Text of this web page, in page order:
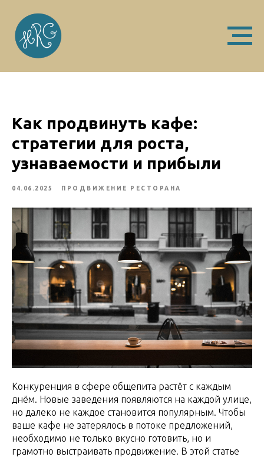
Как продвинуть кафе:
стратегии для роста,
узнаваемости и прибыли
04.06.2025 ПРОДВИЖЕНИЕ РЕСТОРАНА
Конкуренция в сфере общепита растёт с каждым
днём. Новые заведения появляются на каждой улице,
но далеко не каждое становится популярным. Чтобы
ваше кафе не затерялось в потоке предложений,
необходимо не только вкусно готовить, но и
грамотно выстраивать продвижение. В этой статье